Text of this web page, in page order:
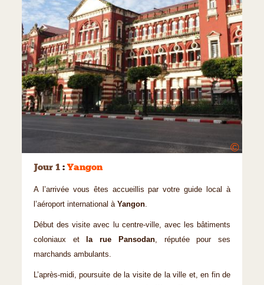
©
Jour 1 : Yangon
A l’arrivée vous êtes accueillis par votre guide local à
l’aéroport international à Yangon.
Début des visite avec lu centre-ville, avec les bâtiments
coloniaux et
la rue Pansodan, réputée pour ses
marchands ambulants.
L’après-midi, poursuite de la visite de la ville et, en fin de